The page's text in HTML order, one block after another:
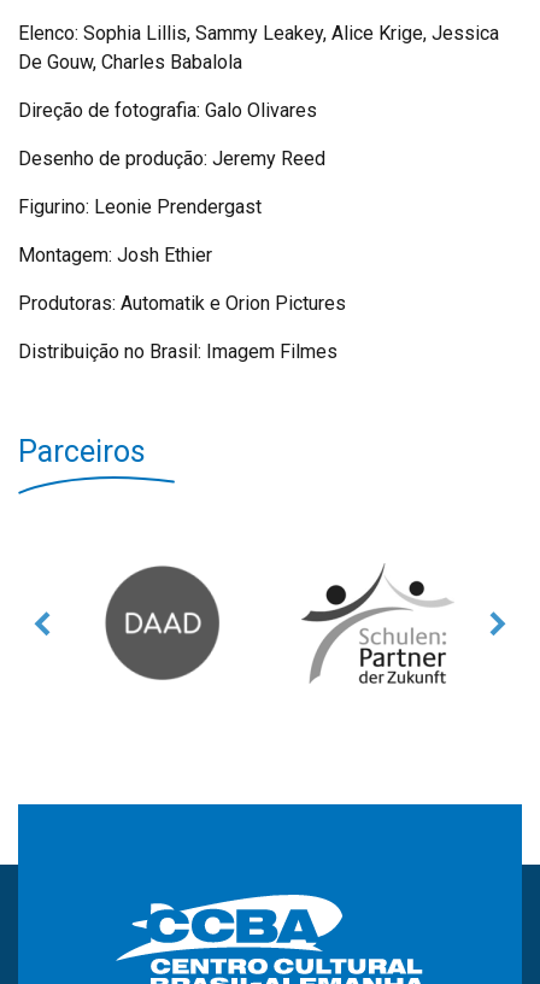
Elenco: Sophia Lillis, Sammy Leakey, Alice Krige, Jessica
De Gouw, Charles Babalola
Direção de fotografia: Galo Olivares
Desenho de produção: Jeremy Reed
Figurino: Leonie Prendergast
Montagem: Josh Ethier
Produtoras: Automatik e Orion Pictures
Distribuição no Brasil: Imagem Filmes
Parceiros